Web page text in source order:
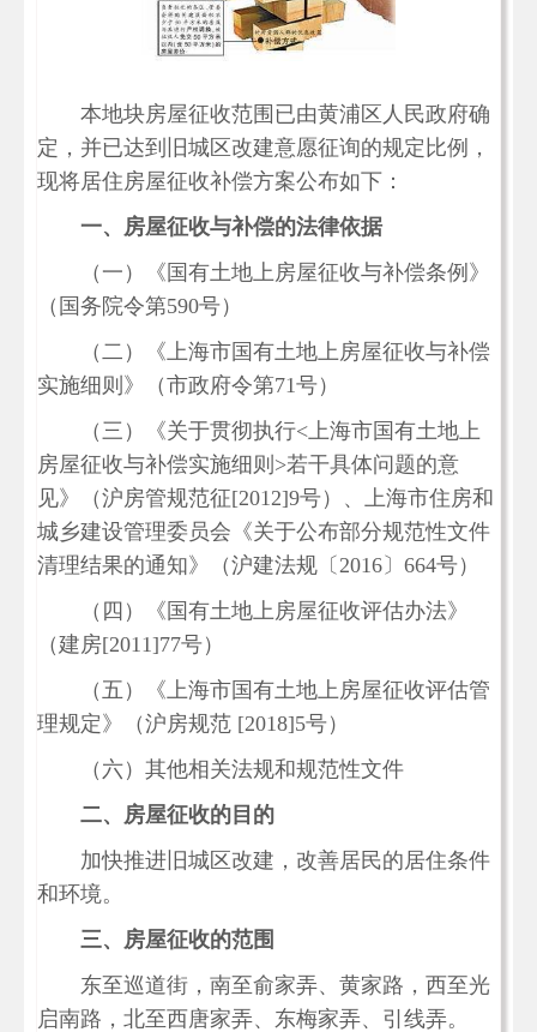
本地块房屋征收范围已由黄浦区人民政府确
定，并已达到旧城区改建意愿征询的规定比例，
现将居住房屋征收补偿方案公布如下：
一、房屋征收与补偿的法律依据
（一）《国有土地上房屋征收与补偿条例》
（国务院令第590号）
（二）《上海市国有土地上房屋征收与补偿
实施细则》（市政府令第71号）
（三）《关于贯彻执行<上海市国有土地上
房屋征收与补偿实施细则>若干具体问题的意
见》（沪房管规范征[2012]9号）、上海市住房和
城乡建设管理委员会《关于公布部分规范性文件
清理结果的通知》（沪建法规〔2016〕664号）
（四）《国有土地上房屋征收评估办法》
（建房[2011]77号）
（五）《上海市国有土地上房屋征收评估管
理规定》（沪房规范 [2018]5号）
（六）其他相关法规和规范性文件
二、房屋征收的目的
加快推进旧城区改建，改善居民的居住条件
和环境。
三、房屋征收的范围
东至巡道街，南至俞家弄、黄家路，西至光
启南路，北至西唐家弄、东梅家弄、引线弄。